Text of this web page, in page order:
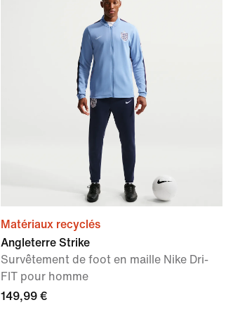
Matériaux recyclés
Angleterre Strike
Survêtement de foot en maille Nike Dri-
FIT pour homme
149,99 €